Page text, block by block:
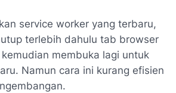
service worker yang terbaru,
terlebih dahulu tab browser
membuka lagi untuk
Namun cara ini kurang efisien